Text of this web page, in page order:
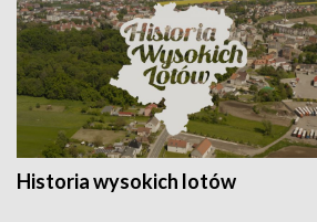
Historia wysokich lotów